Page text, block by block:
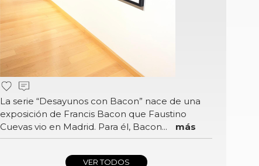
La serie “Desayunos con Bacon” nace de una
exposición de Francis Bacon que Faustino
Cuevas vio en Madrid. Para él, Bacon...
más
VER TODOS